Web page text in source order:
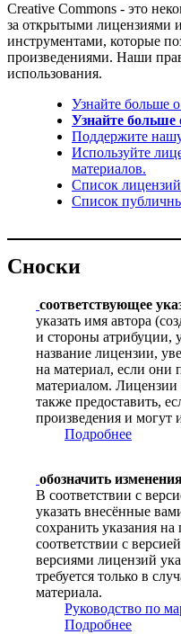
Creative Commons - это
за открытыми лицензиями
инструментами, которые
произведениями. Наши
использования.
Узнайте больше
Узнайте больше
Поддержите нашу
Используйте
материалов.
Список лицензий
Список
Сноски
соответствующее
указать имя автора
и стороны атрибуции,
название лицензии,
на материал, если они
материалом. Лицензии
также предоставить,
произведения и могут
Подробнее
обозначить
В соответствии с
указать внесённые
сохранить указания
соответствии с
версиями лицензий
требуется только в
материала.
Руководство по
Подробнее